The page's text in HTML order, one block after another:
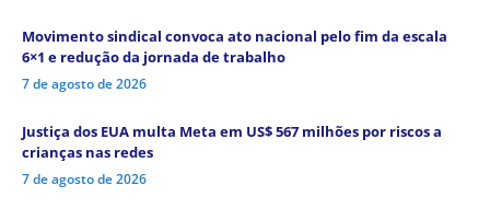
Movimento sindical convoca ato nacional pelo fim da escala
6×1 e redução da jornada de trabalho
7 de agosto de 2026
Justiça dos EUA multa Meta em US$ 567 milhões por riscos a
crianças nas redes
7 de agosto de 2026